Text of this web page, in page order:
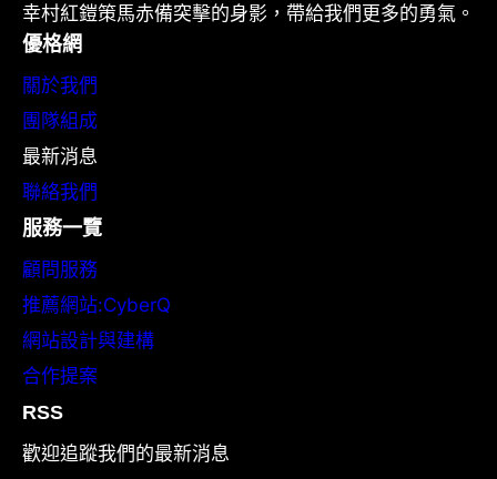
幸村紅鎧策馬赤備突擊的身影，帶給我們更多的勇氣。
優格網
關於我們
團隊組成
最新消息
聯絡我們
服務一覽
顧問服務
推薦網站:CyberQ
網站設計與建構
合作提案
RSS
歡迎追蹤我們的最新消息